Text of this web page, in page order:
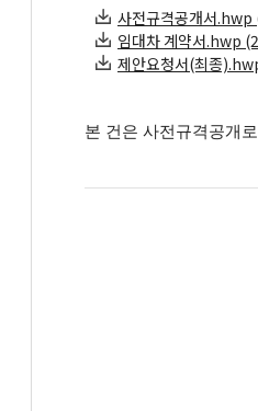
사전규격공개서
임대차 계약서.hwp
제안요청서(최종
본 건은 사전규격공개